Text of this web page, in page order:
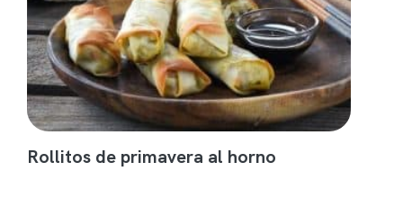
Rollitos de primavera al horno